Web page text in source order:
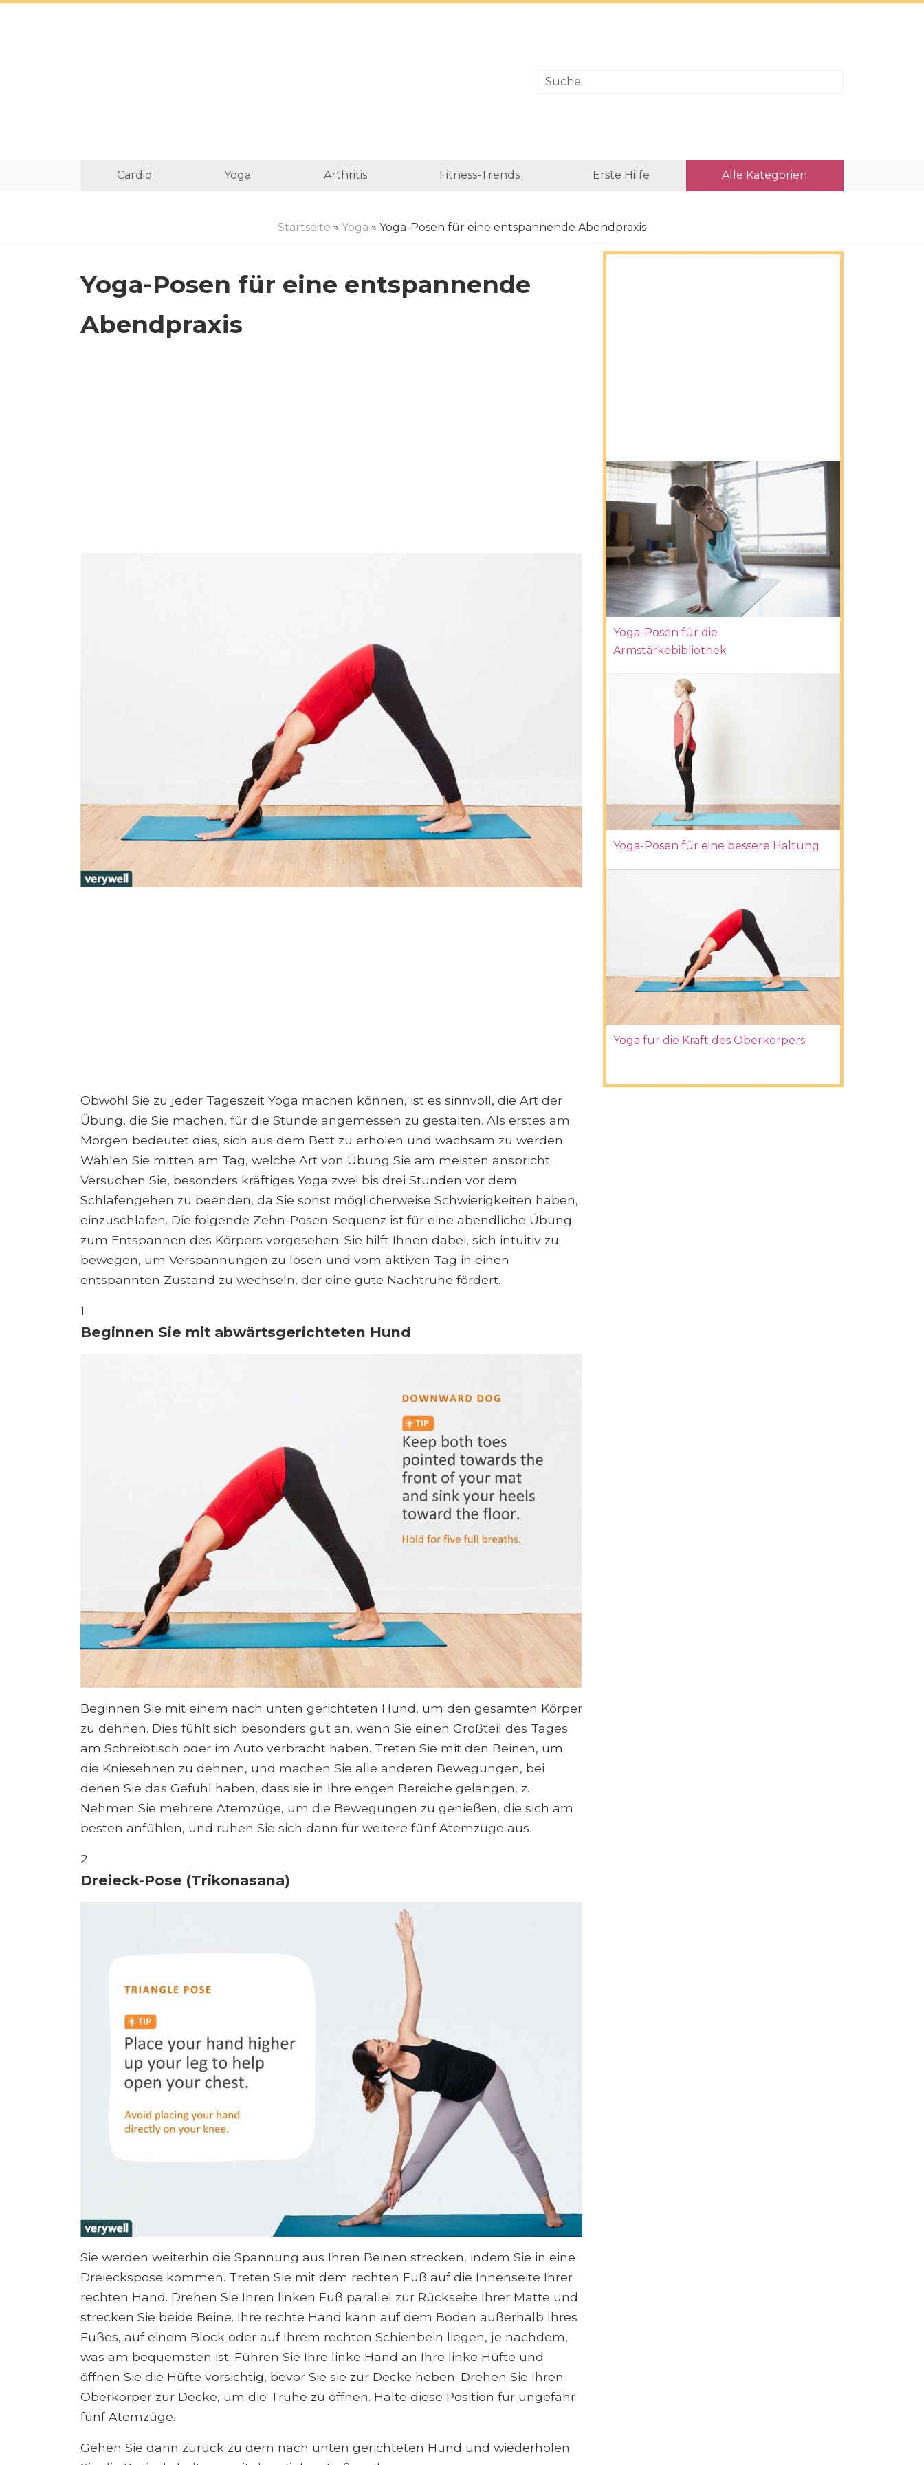
Cardio Yoga Arthritis Fitness-Trends Erste Hilfe Alle Kategorien
Startseite » Yoga » Yoga-Posen für eine entspannende Abendpraxis
Yoga-Posen für eine entspannende
Abendpraxis
Obwohl Sie zu jeder Tageszeit Yoga machen können, ist es sinnvoll, die Art der
Übung, die Sie machen, für die Stunde angemessen zu gestalten. Als erstes am
Morgen bedeutet dies, sich aus dem Bett zu erholen und wachsam zu werden.
Wählen Sie mitten am Tag, welche Art von Übung Sie am meisten anspricht.
Versuchen Sie, besonders kräftiges Yoga zwei bis drei Stunden vor dem
Schlafengehen zu beenden, da Sie sonst möglicherweise Schwierigkeiten haben,
einzuschlafen. Die folgende Zehn-Posen-Sequenz ist für eine abendliche Übung
zum Entspannen des Körpers vorgesehen. Sie hilft Ihnen dabei, sich intuitiv zu
bewegen, um Verspannungen zu lösen und vom aktiven Tag in einen
entspannten Zustand zu wechseln, der eine gute Nachtruhe fördert.
1
Beginnen Sie mit abwärtsgerichteten Hund
Beginnen Sie mit einem nach unten gerichteten Hund, um den gesamten Körper
zu dehnen. Dies fühlt sich besonders gut an, wenn Sie einen Großteil des Tages
am Schreibtisch oder im Auto verbracht haben. Treten Sie mit den Beinen, um
die Kniesehnen zu dehnen, und machen Sie alle anderen Bewegungen, bei
denen Sie das Gefühl haben, dass sie in Ihre engen Bereiche gelangen, z.
Nehmen Sie mehrere Atemzüge, um die Bewegungen zu genießen, die sich am
besten anfühlen, und ruhen Sie sich dann für weitere fünf Atemzüge aus.
2
Dreieck-Pose (Trikonasana)
Sie werden weiterhin die Spannung aus Ihren Beinen strecken, indem Sie in eine
Dreieckspose kommen. Treten Sie mit dem rechten Fuß auf die Innenseite Ihrer
rechten Hand. Drehen Sie Ihren linken Fuß parallel zur Rückseite Ihrer Matte und
strecken Sie beide Beine. Ihre rechte Hand kann auf dem Boden außerhalb Ihres
Fußes, auf einem Block oder auf Ihrem rechten Schienbein liegen, je nachdem,
was am bequemsten ist. Führen Sie Ihre linke Hand an Ihre linke Hüfte und
öffnen Sie die Hüfte vorsichtig, bevor Sie sie zur Decke heben. Drehen Sie Ihren
Oberkörper zur Decke, um die Truhe zu öffnen. Halte diese Position für ungefähr
fünf Atemzüge.
Gehen Sie dann zurück zu dem nach unten gerichteten Hund und wiederholen
Yoga-Posen für die
Armstärkebibliothek
Yoga-Posen für eine bessere Haltung
Yoga für die Kraft des Oberkörpers